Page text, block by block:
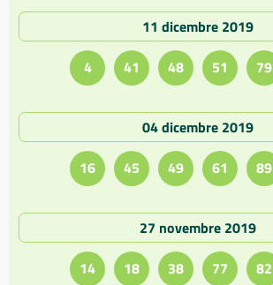
11 dicembre 2019
4
41 48 51 79
04 dicembre 2019
16
45 49 61 89
27 novembre 2019
14
18 38 77 82